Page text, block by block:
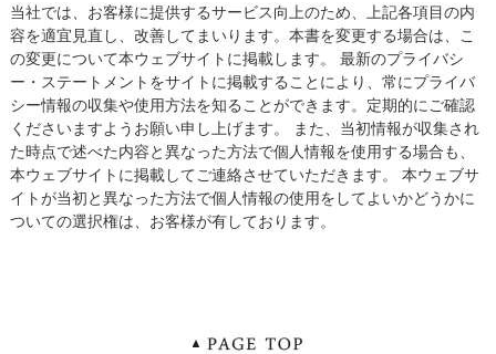
当社では、お客様に提供するサービス向上のため、上記各項目の内
容を適宜見直し、改善してまいります。本書を変更する場合は、こ
の変更について本ウェブサイトに掲載します。 最新のプライバシ
ー・ステートメントをサイトに掲載することにより、常にプライバ
シー情報の収集や使用方法を知ることができます。定期的にご確認
くださいますようお願い申し上げます。 また、当初情報が収集され
た時点で述べた内容と異なった方法で個人情報を使用する場合も、
本ウェブサイトに掲載してご連絡させていただきます。 本ウェブサ
イトが当初と異なった方法で個人情報の使用をしてよいかどうかに
ついての選択権は、お客様が有しております。